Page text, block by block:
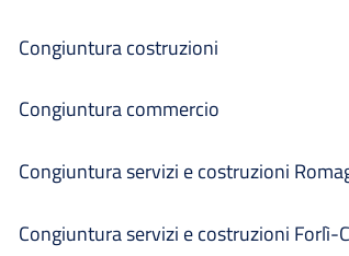
Congiuntura costruzioni
Congiuntura commercio
Congiuntura servizi e costruzioni
Congiuntura servizi e costruzioni Forlì-